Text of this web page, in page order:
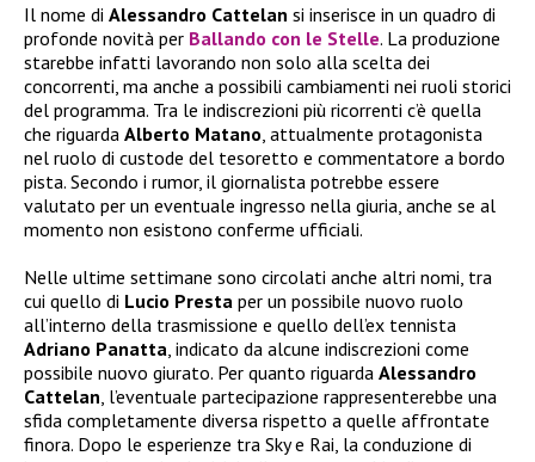
Il nome di Alessandro Cattelan si inserisce in un quadro di
profonde novità per Ballando con le Stelle. La produzione
starebbe infatti lavorando non solo alla scelta dei
concorrenti, ma anche a possibili cambiamenti nei ruoli storici
del programma. Tra le indiscrezioni più ricorrenti c’è quella
che riguarda Alberto Matano , attualmente protagonista
nel ruolo di custode del tesoretto e commentatore a bordo
pista. Secondo i rumor, il giornalista potrebbe essere
valutato per un eventuale ingresso nella giuria, anche se al
momento non esistono conferme ufficiali.
Nelle ultime settimane sono circolati anche altri nomi, tra
cui quello di Lucio Presta per un possibile nuovo ruolo
all’interno della trasmissione e quello dell’ex tennista
Adriano Panatta , indicato da alcune indiscrezioni come
possibile nuovo giurato. Per quanto riguarda Alessandro
Cattelan , l’eventuale partecipazione rappresenterebbe una
sfida completamente diversa rispetto a quelle affrontate
finora. Dopo le esperienze tra Sky e Rai, la conduzione di